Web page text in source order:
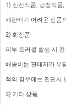
1) 신선식품, 냉장식품
재판매가 어려운 상품
2) 화장품
피부 트러블 발생 시
배송비는 판매자가 부
적의 경우에는 진단서
3) 기타 상품